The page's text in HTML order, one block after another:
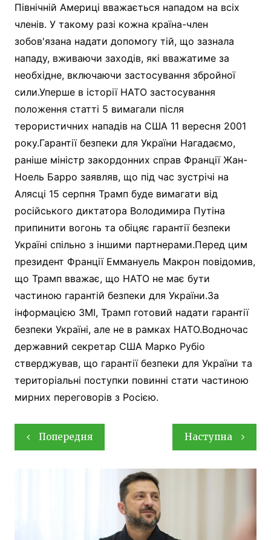
Північній Америці вважається нападом на всіх
членів. У такому разі кожна країна-член
зобов'язана надати допомогу тій, що зазнала
нападу, вживаючи заходів, які вважатиме за
необхідне, включаючи застосування збройної
сили.Уперше в історії НАТО застосування
положення статті 5 вимагали після
терористичних нападів на США 11 вересня 2001
року.Гарантії безпеки для України Нагадаємо,
раніше міністр закордонних справ Франції Жан-
Ноель Барро заявляв, що під час зустрічі на
Алясці 15 серпня Трамп буде вимагати від
російського диктатора Володимира Путіна
припинити вогонь та обіцяє гарантії безпеки
Україні спільно з іншими партнерами.Перед цим
президент Франції Еммануель Макрон повідомив,
що Трамп вважає, що НАТО не має бути
частиною гарантій безпеки для України.За
інформацією ЗМІ, Трамп готовий надати гарантії
безпеки Україні, але не в рамках НАТО.Водночас
державний секретар США Марко Рубіо
стверджував, що гарантії безпеки для України та
територіальні поступки повинні стати частиною
мирних переговорів з Росією.
Навігація
записів
Попередня Наступна